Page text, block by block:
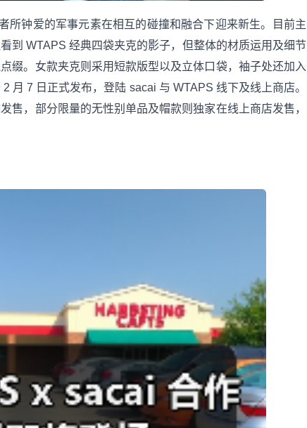
所钟爱的军事元素在相互的碰撞和融合下迎来新生。目前主
到 WTAPS 经典四袋夹克的影子，但整体的材质运用及细节
缀。女款夹克则采用短款版型以及立体口袋，袖子处还加入
月 7 日正式发布，登陆 sacai 与 WTAPS 线下及线上商店。
售，部分限量的无性别单品及帽款则独家在线上商店发售，